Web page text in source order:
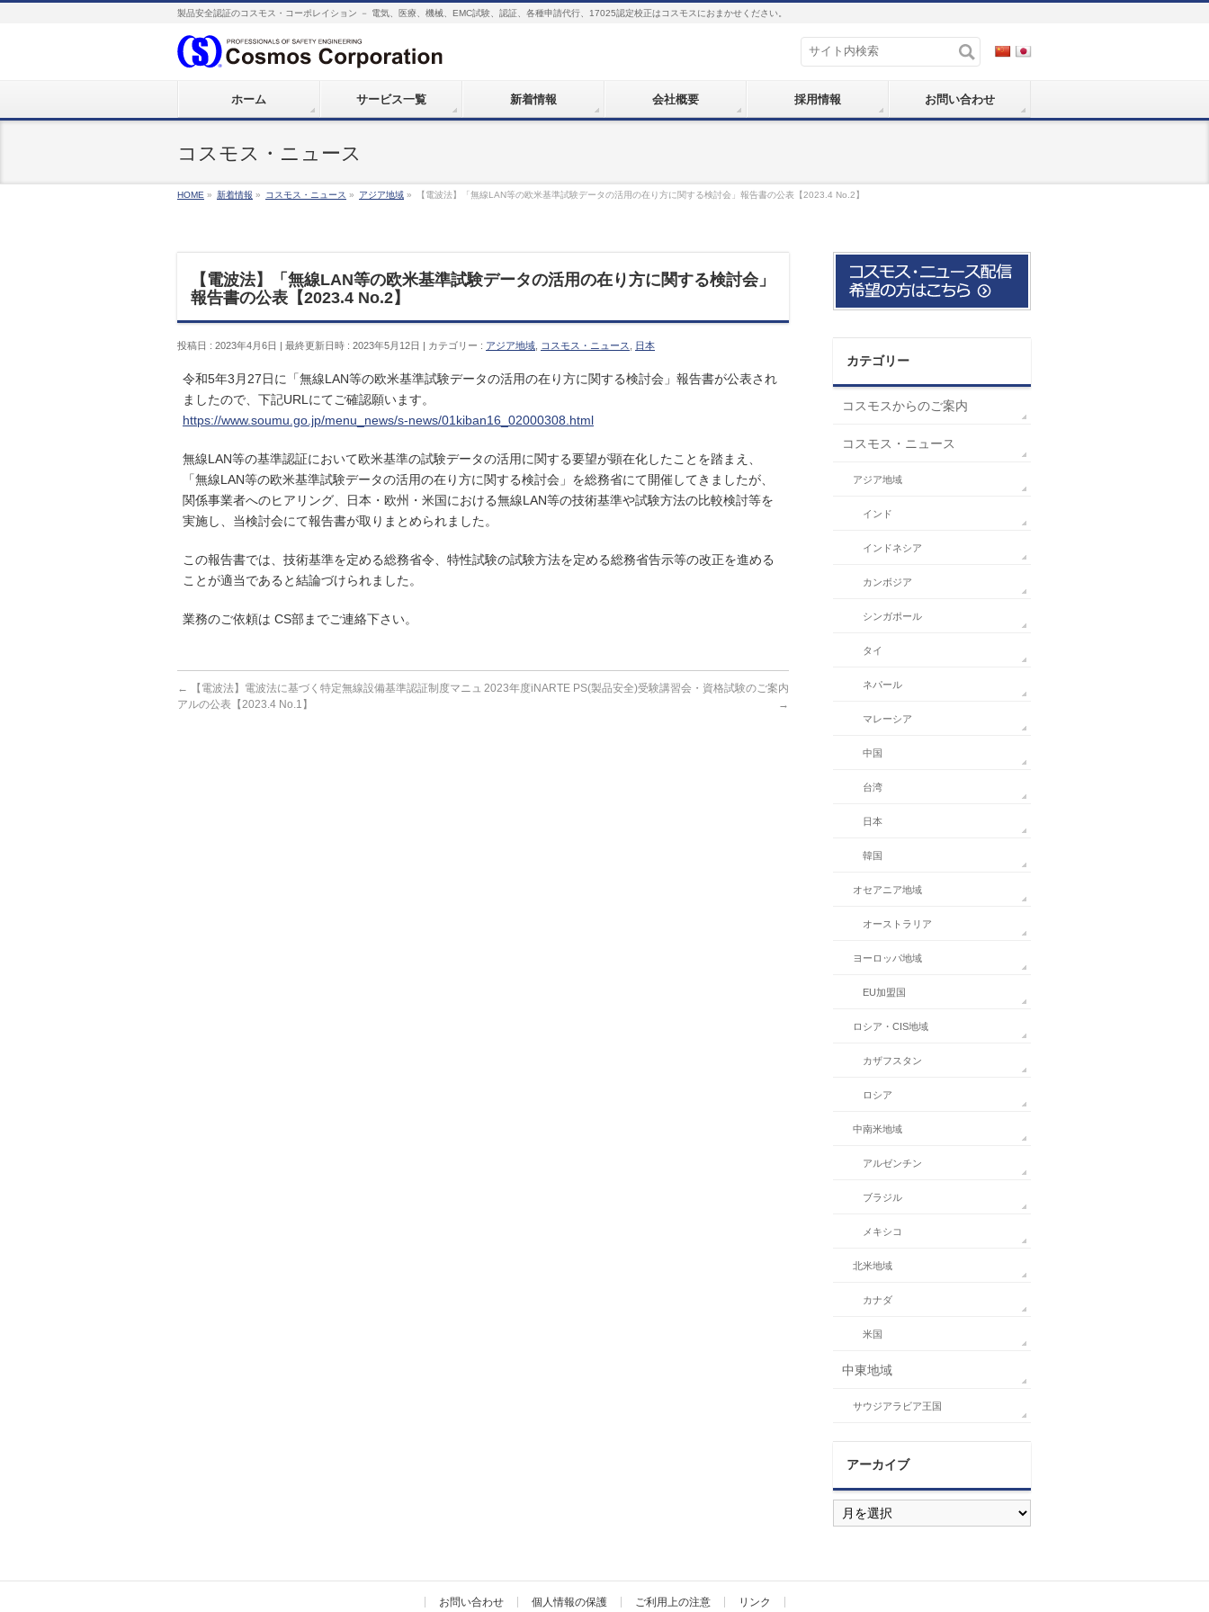
製品安全認証のコスモス・コーポレイション － 電気、医療、機械、EMC試験、認証、各種申請代行、17025認定校正はコスモスにおまかせください。
ホーム サービス一覧 新着情報 会社概要 採用情報 お問い合わせ
コスモス・ニュース
HOME » 新着情報 » コスモス・ニュース » アジア地域 » 【電波法】「無線LAN等の欧米基準試験データの活用の在り方に関する検討会」報告書の公表【2023.4 No.2】
【電波法】「無線LAN等の欧米基準試験データの活用の在り方に関する検討会」
報告書の公表【2023.4 No.2】
投稿日 : 2023年4月6日 最終更新日時 : 2023年5月12日 カテゴリー : アジア地域 コスモス・ニュース 日本
令和5年3月27日に「無線LAN等の欧米基準試験データの活用の在り方に関する検討会」報告書が公表され
ましたので、下記URLにてご確認願います。
https://www.soumu.go.jp/menu_news/s-news/01kiban16_02000308.html
無線LAN等の基準認証において欧米基準の試験データの活用に関する要望が顕在化したことを踏まえ、
「無線LAN等の欧米基準試験データの活用の在り方に関する検討会」を総務省にて開催してきましたが、
関係事業者へのヒアリング、日本・欧州・米国における無線LAN等の技術基準や試験方法の比較検討等を
実施し、当検討会にて報告書が取りまとめられました。
この報告書では、技術基準を定める総務省令、特性試験の試験方法を定める総務省告示等の改正を進める
ことが適当であると結論づけられました。
業務のご依頼は CS部までご連絡下さい。
←
【電波法】電波法に基づく特定無線設備基準認証制度マニュ
アルの公表【2023.4 No.1】
2023年度iNARTE PS(製品安全)受験講習会・資格試験のご案内
→
カテゴリー
コスモスからのご案内
コスモス・ニュース
アジア地域
インド
インドネシア
カンボジア
シンガポール
タイ
ネパール
マレーシア
中国
台湾
日本
韓国
オセアニア地域
オーストラリア
ヨーロッパ地域
EU加盟国
ロシア・CIS地域
カザフスタン
ロシア
中南米地域
アルゼンチン
ブラジル
メキシコ
北米地域
カナダ
米国
中東地域
サウジアラビア王国
アーカイブ
ア
ー
お問い合わせ 個人情報の保護 ご利用上の注意 リンク